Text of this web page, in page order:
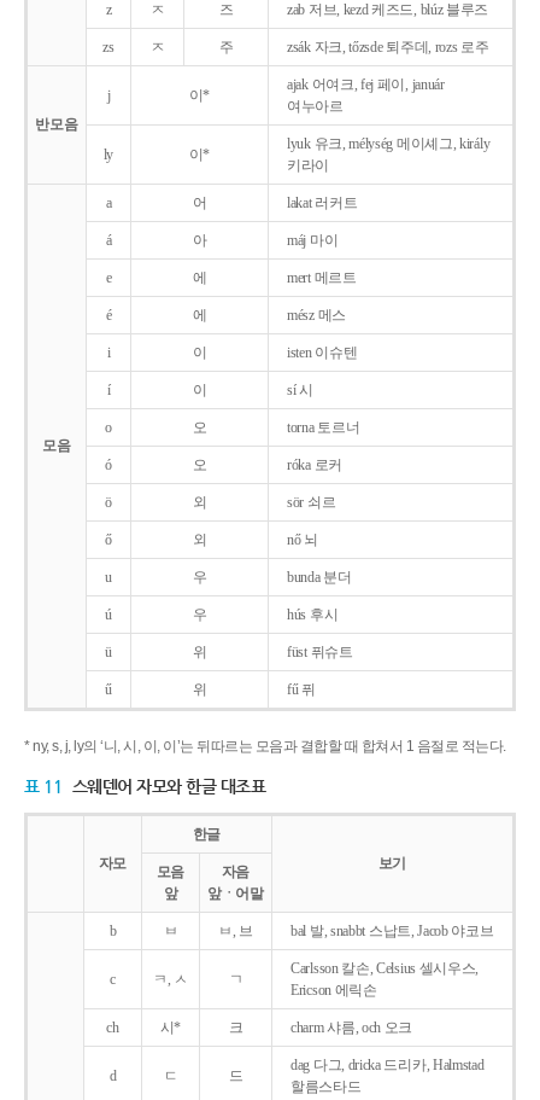
z ㅈ 즈 zab 저브, kezd 케즈드, blúz 블루즈
zs ㅈ 주 zsák 자크, tőzsde 퇴주데, rozs 로주
반모음
j 이*
ajak 어여크, fej 페이, január
여누아르
ly 이*
lyuk 유크, mélység 메이셰그, király
키라이
모음
a 어 lakat 러커트
á 아 máj 마이
e 에 mert 메르트
é 에 mész 메스
i 이 isten 이슈텐
í 이 sí 시
o 오 torna 토르너
ó 오 róka 로커
ö 외 sör 쇠르
ő 외 nő 뇌
u 우 bunda 분더
ú 우 hús 후시
ü 위 füst 퓌슈트
ű 위 fű 퓌
* ny, s, j, ly의 ‘니, 시, 이, 이’는 뒤따르는 모음과 결합할 때 합쳐서 1 음절로 적는다.
표 11 스웨덴어 자모와 한글 대조표
자모
한글
보기
모음
앞
자음
앞ㆍ어말
b ㅂ ㅂ, 브 bal 발, snabbt 스납트, Jacob 야코브
c ㅋ, ㅅ ㄱ
Carlsson 칼손, Celsius 셀시우스,
Ericson 에릭손
ch 시* 크 charm 샤름, och 오크
d ㄷ 드
dag 다그, dricka 드리카, Halmstad
할름스타드